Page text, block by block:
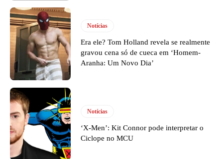
Notícias
Era ele? Tom Holland revela se realmente
gravou cena só de cueca em ‘Homem-
Aranha: Um Novo Dia’
Notícias
‘X-Men’: Kit Connor pode interpretar o
Ciclope no MCU